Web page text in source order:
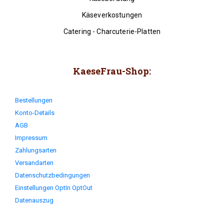
Käseverkostungen
Catering - Charcuterie-Platten
KaeseFrau-Shop:
Bestellungen
Konto-Details
AGB
Impressum
Zahlungsarten
Versandarten
Datenschutzbedingungen
Einstellungen OptIn OptOut
Datenauszug